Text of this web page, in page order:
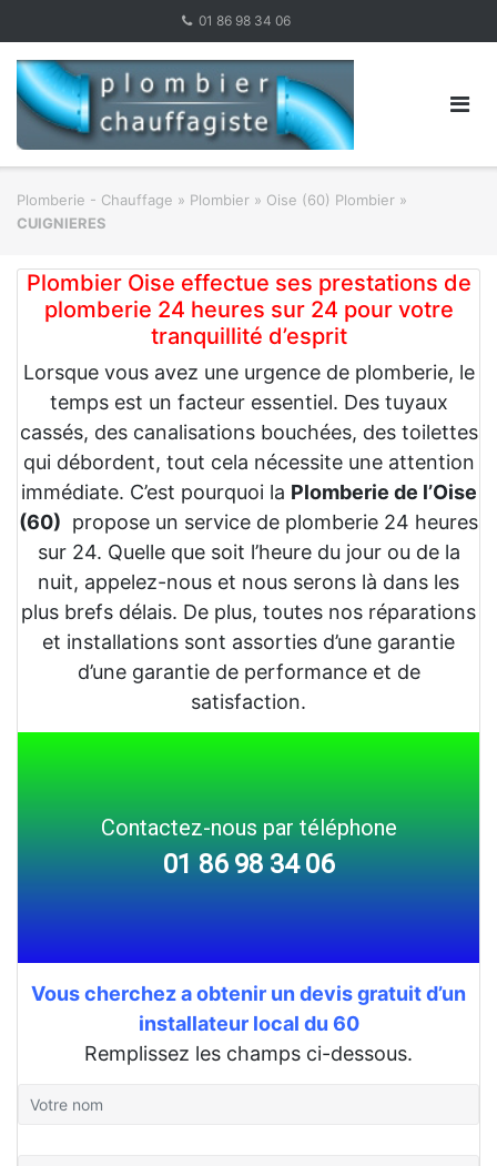
content
01 86 98 34 06
Plomberie - Chauffage » Plombier » Oise (60) Plombier »
CUIGNIERES
Plombier Oise effectue ses prestations de
plomberie 24 heures sur 24 pour votre
tranquillité d’esprit
Lorsque vous avez une urgence de plomberie, le
temps est un facteur essentiel. Des tuyaux
cassés, des canalisations bouchées, des toilettes
qui débordent, tout cela nécessite une attention
immédiate. C’est pourquoi la Plomberie de l’Oise
(60) propose un service de plomberie 24 heures
sur 24. Quelle que soit l’heure du jour ou de la
nuit, appelez-nous et nous serons là dans les
plus brefs délais. De plus, toutes nos réparations
et installations sont assorties d’une garantie
d’une garantie de performance et de
satisfaction.
Contactez-nous par téléphone
01 86 98 34 06
Vous cherchez a obtenir un devis gratuit d’un
installateur local du 60
Remplissez les champs ci-dessous.